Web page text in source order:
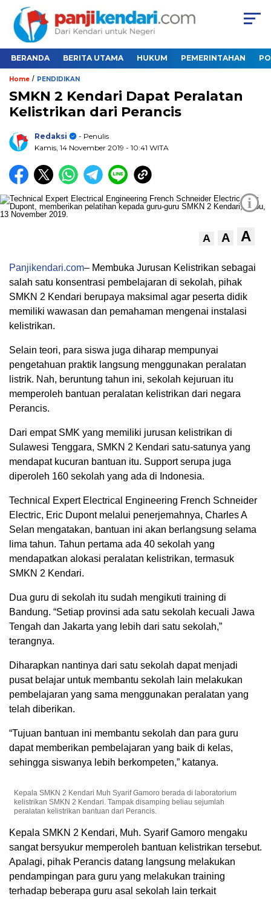
BERANDA BERITA UTAMA HUKUM PEMERINTAHAN
Home / PENDIDIKAN
SMKN 2 Kendari Dapat Peralatan
Kelistrikan dari Perancis
Redaksi
- Penulis
Kamis, 14 November 2019 - 10:41 WITA
i
A A A
Panjikendari.com– Membuka Jurusan Kelistrikan sebagai
salah satu konsentrasi pembelajaran di sekolah, pihak
SMKN 2 Kendari berupaya maksimal agar peserta didik
memiliki wawasan dan pemahaman mengenai instalasi
kelistrikan.
Selain teori, para siswa juga diharap mempunyai
pengetahuan praktik langsung menggunakan peralatan
listrik. Nah, beruntung tahun ini, sekolah kejuruan itu
memperoleh bantuan peralatan kelistrikan dari negara
Perancis.
Dari empat SMK yang memiliki jurusan kelistrikan di
Sulawesi Tenggara, SMKN 2 Kendari satu-satunya yang
mendapat kucuran bantuan itu. Support serupa juga
diperoleh 160 sekolah yang ada di Indonesia.
Technical Expert Electrical Engineering French Schneider
Electric, Eric Dupont melalui penerjemahnya, Charles A
Selan mengatakan, bantuan ini akan berlangsung selama
lima tahun. Tahun pertama ada 40 sekolah yang
mendapatkan alokasi peralatan kelistrikan, termasuk
SMKN 2 Kendari.
Dua guru di sekolah itu sudah mengikuti training di
Bandung. “Setiap provinsi ada satu sekolah kecuali Jawa
Tengah dan Jakarta yang lebih dari satu sekolah,”
terangnya.
Diharapkan nantinya dari satu sekolah dapat menjadi
pusat belajar untuk membantu sekolah lain melakukan
pembelajaran yang sama menggunakan peralatan yang
telah diberikan.
“Tujuan bantuan ini membantu sekolah dan para guru
dapat memberikan pembelajaran yang baik di kelas,
sehingga siswanya lebih berkompeten,” katanya.
Kepala SMKN 2 Kendari Muh Syarif Gamoro berada di laboratorium
kelistrikan SMKN 2 Kendari. Tampak disamping beliau sejumlah
peralatan kelistrikan bantuan dari Perancis.
Kepala SMKN 2 Kendari, Muh. Syarif Gamoro mengaku
sangat bersyukur memperoleh bantuan kelistrikan tersebut.
Apalagi, pihak Perancis datang langsung melakukan
pendampingan para guru yang melakukan training
terhadap beberapa guru asal sekolah lain terkait